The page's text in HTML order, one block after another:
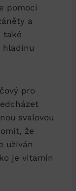
pomoci
a
také
hladinu
pro
svalovou
že
užíván
je vitamín